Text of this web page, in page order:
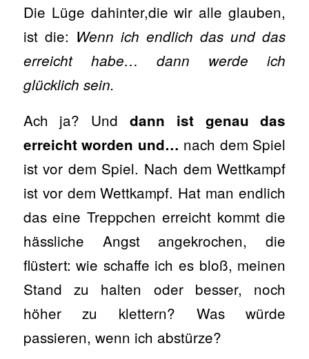
Die Lüge dahinter,die wir alle glauben,
ist die: Wenn ich endlich das und das
erreicht habe… dann werde ich
glücklich sein.
Ach ja? Und dann ist genau das
erreicht worden und… nach dem Spiel
ist vor dem Spiel. Nach dem Wettkampf
ist vor dem Wettkampf. Hat man endlich
das eine Treppchen erreicht kommt die
hässliche Angst angekrochen, die
flüstert: wie schaffe ich es bloß, meinen
Stand zu halten oder besser, noch
höher zu klettern? Was würde
passieren, wenn ich abstürze?